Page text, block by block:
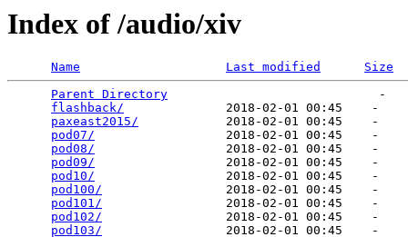
Index of /audio/xiv
Name Last modified
Size
Parent Directory
                             -
flashback/
              2018-02-01 00:45    -
paxeast2015/
            2018-02-01 00:45    -
pod07/
                  2018-02-01 00:45    -
pod08/
                  2018-02-01 00:45    -
pod09/
                  2018-02-01 00:45    -
pod10/
                  2018-02-01 00:45    -
pod100/
                 2018-02-01 00:45    -
pod101/
                 2018-02-01 00:45    -
pod102/
                 2018-02-01 00:45    -
pod103/
                 2018-02-01 00:45    -